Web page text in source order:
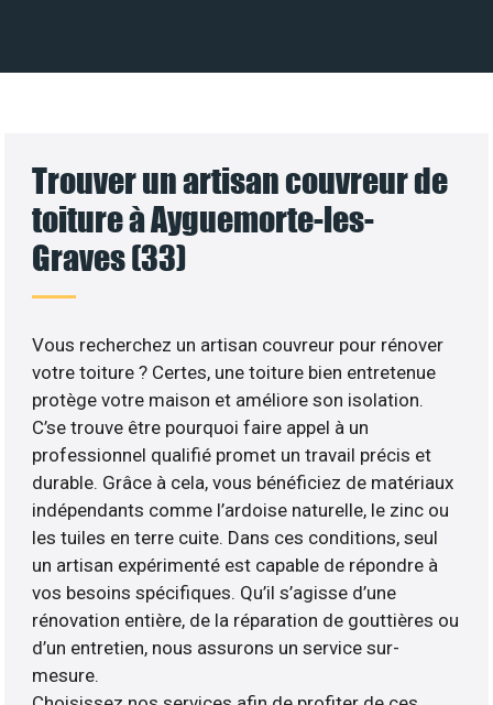
Trouver un artisan couvreur de
toiture à Ayguemorte-les-
Graves (33)
Vous recherchez un artisan couvreur pour rénover
votre toiture ? Certes, une toiture bien entretenue
protège votre maison et améliore son isolation.
C’se trouve être pourquoi faire appel à un
professionnel qualifié promet un travail précis et
durable. Grâce à cela, vous bénéficiez de matériaux
indépendants comme l’ardoise naturelle, le zinc ou
les tuiles en terre cuite. Dans ces conditions, seul
un artisan expérimenté est capable de répondre à
vos besoins spécifiques. Qu’il s’agisse d’une
rénovation entière, de la réparation de gouttières ou
d’un entretien, nous assurons un service sur-
mesure.